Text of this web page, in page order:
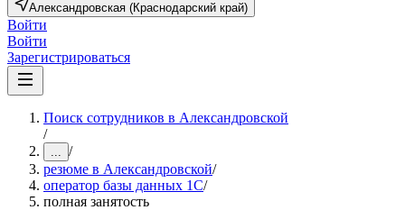
Александровская (Краснодарский край)
Войти
Войти
Зарегистрироваться
Поиск сотрудников в Александровской
/
... /
резюме в Александровской/
оператор базы данных 1С/
полная занятость